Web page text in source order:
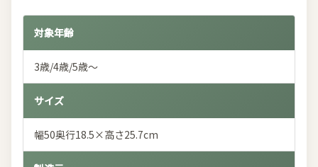
対象年齢
3歳/4歳/5歳～
サイズ
幅50奥行18.5×高さ25.7cm